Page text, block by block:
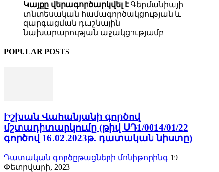
Կայքը վերագործարկվել էԳերմանիայի
տնտեսական համագործակցության և
զարգացման դաշնային
նախարարության աջակցությամբ
POPULAR POSTS
Իշխան Վահանյանի գործով
մշտադիտարկումը (թիվ ՍԴ1/0014/01/22
գործով 16․02․2023թ. դատական նիստը)
Դատական գործըթացների մոնիթորինգ 19
Փետրվարի, 2023